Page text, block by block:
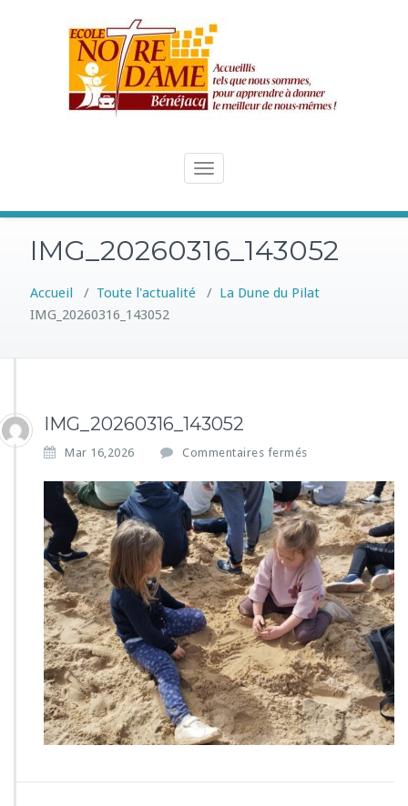
Toggle
IMG_20260316_143052
Accueil / Toute l'actualité / La Dune du Pilat
IMG_20260316_143052
IMG_20260316_143052
Mar 16,2026 Commentaires fermés
r
I
M
G
_
0
2
6
0
3
1
6
_
1
3